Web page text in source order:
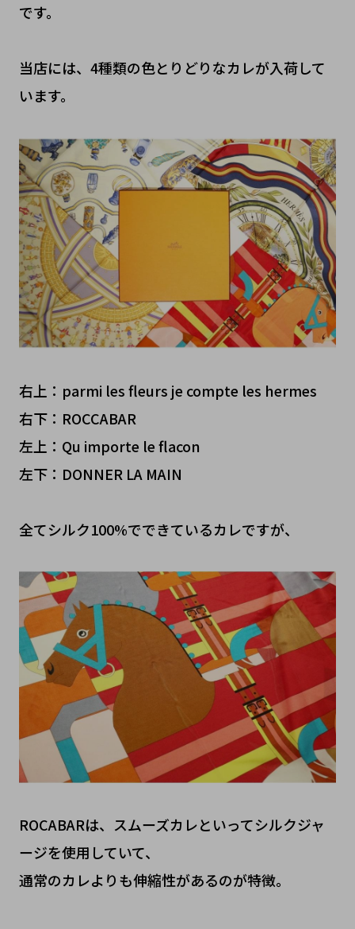
です。
当店には、4種類の色とりどりなカレが入荷して
います。
右上：parmi les fleurs je compte les hermes
右下：ROCCABAR
左上：Qu importe le flacon
左下：DONNER LA MAIN
全てシルク100%でできているカレですが、
ROCABARは、スムーズカレといってシルクジャ
ージを使用していて、
通常のカレよりも伸縮性があるのが特徴。